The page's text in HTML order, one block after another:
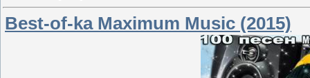
Best-of-ka Maximum Music (2015)